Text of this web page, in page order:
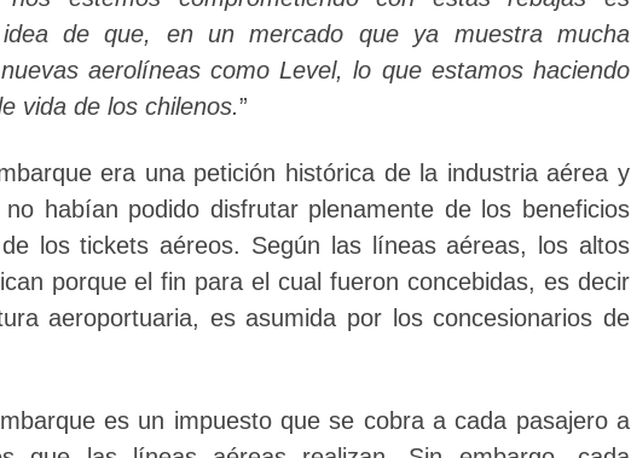
de que, en un mercado que ya muestra mucha
aerolíneas como Level, lo que estamos haciendo
vida de los chilenos.”
era una petición histórica de la industria aérea y
habían podido disfrutar plenamente de los beneficios
los tickets aéreos. Según las líneas aéreas, los altos
porque el fin para el cual fueron concebidas, es decir
aeroportuaria, es asumida por los concesionarios de
es un impuesto que se cobra a cada pasajero a